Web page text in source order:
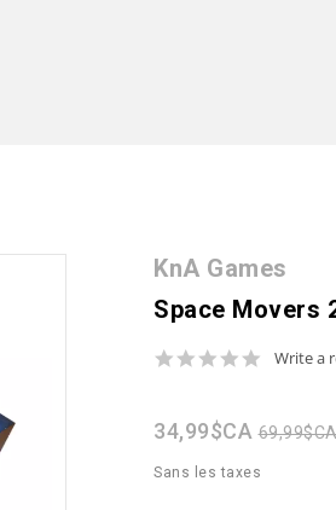
KnA Games
Space Movers
0.0
Write a
34,99$CA
Sans les taxes